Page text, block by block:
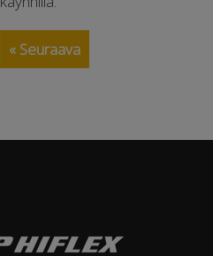
« Seuraava